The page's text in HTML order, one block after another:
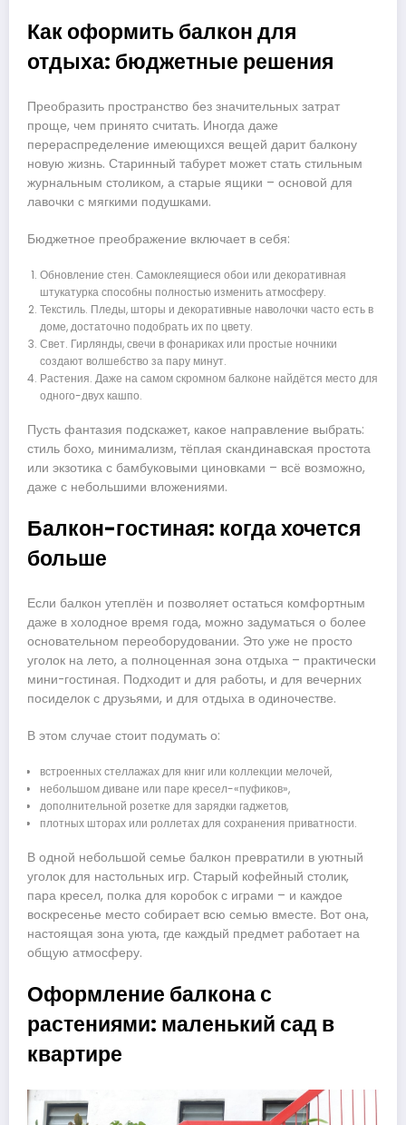
Как оформить балкон для
отдыха: бюджетные решения
Преобразить пространство без значительных затрат
проще, чем принято считать. Иногда даже
перераспределение имеющихся вещей дарит балкону
новую жизнь. Старинный табурет может стать стильным
журнальным столиком, а старые ящики – основой для
лавочки с мягкими подушками.
Бюджетное преображение включает в себя:
Обновление стен. Самоклеящиеся обои или декоративная
штукатурка способны полностью изменить атмосферу.
Текстиль. Пледы, шторы и декоративные наволочки часто есть в
доме, достаточно подобрать их по цвету.
Свет. Гирлянды, свечи в фонариках или простые ночники
создают волшебство за пару минут.
Растения. Даже на самом скромном балконе найдётся место для
одного-двух кашпо.
Пусть фантазия подскажет, какое направление выбрать:
стиль бохо, минимализм, тёплая скандинавская простота
или экзотика с бамбуковыми циновками – всё возможно,
даже с небольшими вложениями.
Балкон-гостиная: когда хочется
больше
Если балкон утеплён и позволяет остаться комфортным
даже в холодное время года, можно задуматься о более
основательном переоборудовании. Это уже не просто
уголок на лето, а полноценная зона отдыха – практически
мини-гостиная. Подходит и для работы, и для вечерних
посиделок с друзьями, и для отдыха в одиночестве.
В этом случае стоит подумать о:
встроенных стеллажах для книг или коллекции мелочей,
небольшом диване или паре кресел-«пуфиков»,
дополнительной розетке для зарядки гаджетов,
плотных шторах или роллетах для сохранения приватности.
В одной небольшой семье балкон превратили в уютный
уголок для настольных игр. Старый кофейный столик,
пара кресел, полка для коробок с играми – и каждое
воскресенье место собирает всю семью вместе. Вот она,
настоящая зона уюта, где каждый предмет работает на
общую атмосферу.
Оформление балкона с
растениями: маленький сад в
квартире